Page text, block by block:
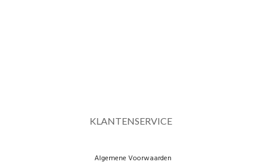
KLANTENSERVICE
Algemene Voorwaarden